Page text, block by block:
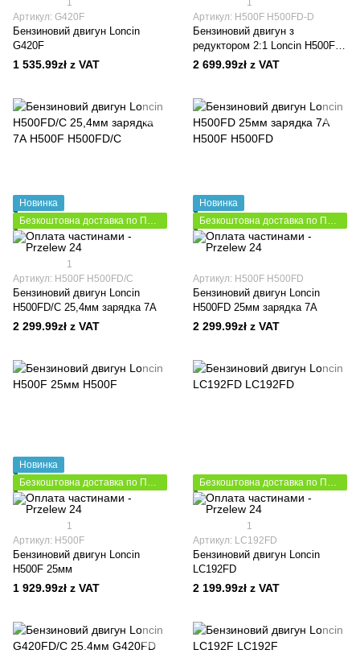
1
Артикул: G420F
Бензиновий двигун Loncin
G420F
1 535.99zł z VAT
1
Артикул: H500F H500FD-D
Бензиновий двигун з
редуктором 2:1 Loncin H500FD-
D зарядка 7А
2 699.99zł z VAT
Новинка
Безкоштовна доставка по Польщі
1
Артикул: H500F H500FD/C
Бензиновий двигун Loncin
H500FD/C 25,4мм зарядка 7А
2 299.99zł z VAT
Новинка
Безкоштовна доставка по Польщі
Артикул: H500F H500FD
Бензиновий двигун Loncin
H500FD 25мм зарядка 7А
2 299.99zł z VAT
Новинка
Безкоштовна доставка по Польщі
1
Артикул: H500F
Бензиновий двигун Loncin
H500F 25мм
1 929.99zł z VAT
Безкоштовна доставка по Польщі
1
Артикул: LC192FD
Бензиновий двигун Loncin
LC192FD
2 199.99zł z VAT